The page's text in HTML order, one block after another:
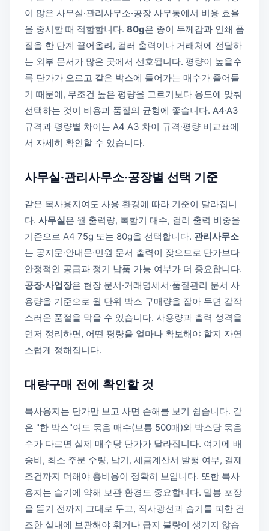
이 많은 사무실·관리사무소·공장 사무동에서 비용 효율
을 중시할 때 적합합니다. 80g은 종이 두께감과 인쇄 품
질을 한 단계 끌어올려, 컬러 출력이나 거래처에 전달하
는 외부 문서가 많은 곳에서 선호됩니다. 평량이 높을수
록 단가가 오르고 같은 박스에 들어가는 매수가 줄어들
기 때문에, 무조건 높은 평량을 고르기보다 용도에 맞춰
선택하는 것이 비용과 품질의 균형에 좋습니다. A4·A3
규격과 평량별 차이는 A4 A3 차이 규격·평량 비교표에
서 자세히 확인할 수 있습니다.
사무실·관리사무소·공장별 선택 기준
같은 복사용지여도 사용 환경에 따라 기준이 달라집니
다. 사무실은 월 출력량, 복합기 대수, 컬러 출력 비중을
기준으로 A4 75g 또는 80g을 선택합니다. 관리사무소
는 공지문·안내문·민원 문서 출력이 잦으므로 단가보다
안정적인 공급과 정기 납품 가능 여부가 더 중요합니다.
공장·사업장은 현장 문서·거래명세서·품질관리 문서 사
용량을 기준으로 월 단위 박스 구매량을 잡아 두면 갑작
스러운 품절을 막을 수 있습니다. 사용량과 출력 성격을
먼저 정리하면, 어떤 평량을 얼마나 확보해야 할지 자연
스럽게 정해집니다.
대량구매 전에 확인할 것
복사용지는 단가만 보고 사면 손해를 보기 쉽습니다. 같
은 "한 박스"여도 묶음 매수(보통 500매)와 박스당 묶음
수가 다르면 실제 매수당 단가가 달라집니다. 여기에 배
송비, 최소 주문 수량, 납기, 세금계산서 발행 여부, 결제
조건까지 더해야 총비용이 정확히 보입니다. 또한 복사
용지는 습기에 약해 보관 환경도 중요합니다. 밀봉 포장
을 뜯기 전까지 그대로 두고, 직사광선과 습기를 피한 건
조한 실내에 보관해야 휘거나 급지 불량이 생기지 않습